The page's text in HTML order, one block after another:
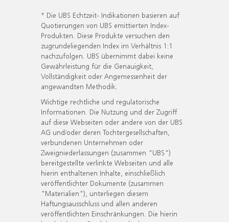
* Die UBS Echtzeit- Indikationen basieren auf
Quotierungen von UBS emittierten Index-
Produkten. Diese Produkte versuchen den
zugrundeliegenden Index im Verhältnis 1:1
nachzufolgen. UBS übernimmt dabei keine
Gewährleistung für die Genauigkeit,
Vollständigkeit oder Angemessenheit der
angewandten Methodik.
Wichtige rechtliche und regulatorische
Informationen. Die Nutzung und der Zugriff
auf diese Webseiten oder andere von der UBS
AG und/oder deren Tochtergesellschaften,
verbundenen Unternehmen oder
Zweigniederlassungen (zusammen "UBS")
bereitgestellte verlinkte Webseiten und alle
hierin enthaltenen Inhalte, einschließlich
veröffentlichter Dokumente (zusammen
"Materialien"), unterliegen diesem
Haftungsausschluss und allen anderen
veröffentlichten Einschränkungen. Die hierin